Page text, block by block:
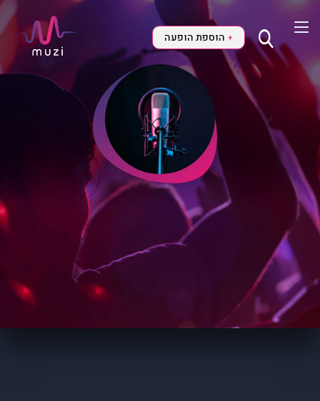
+ הוספת הופעה